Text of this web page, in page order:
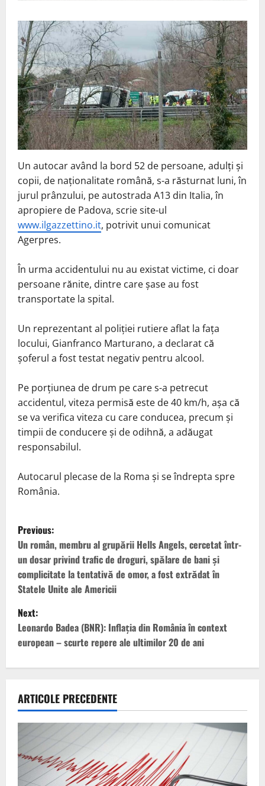
Un autocar având la bord 52 de persoane, adulţi şi
copii, de naţionalitate română, s-a răsturnat luni, în
jurul prânzului, pe autostrada A13 din Italia, în
apropiere de Padova, scrie site-ul
www.ilgazzettino.it, potrivit unui comunicat
Agerpres.
În urma accidentului nu au existat victime, ci doar
persoane rănite, dintre care şase au fost
transportate la spital.
Un reprezentant al poliţiei rutiere aflat la faţa
locului, Gianfranco Marturano, a declarat că
şoferul a fost testat negativ pentru alcool.
Pe porţiunea de drum pe care s-a petrecut
accidentul, viteza permisă este de 40 km/h, aşa că
se va verifica viteza cu care conducea, precum şi
timpii de conducere şi de odihnă, a adăugat
responsabilul.
Autocarul plecase de la Roma şi se îndrepta spre
România.
P
o
s
t
n
a
v
i
g
a
t
Previous:
Un român, membru al grupării Hells Angels, cercetat într-
un dosar privind trafic de droguri, spălare de bani şi
complicitate la tentativă de omor, a fost extrădat în
Statele Unite ale Americii
Next:
Leonardo Badea (BNR): Inflația din România în context
european – scurte repere ale ultimilor 20 de ani
ARTICOLE PRECEDENTE